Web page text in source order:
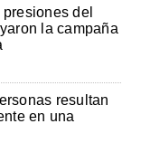
del
la campaña
resultan
en una